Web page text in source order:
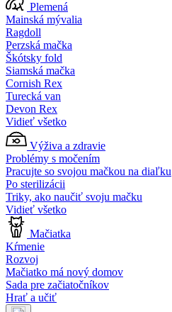
Plemená
Mainská mývalia
Ragdoll
Perzská mačka
Škótsky fold
Siamská mačka
Cornish Rex
Turecká van
Devon Rex
Vidieť všetko
Výživa a zdravie
Problémy s močením
Pracujte so svojou mačkou na diaľku
Po sterilizácii
Triky, ako naučiť svoju mačku
Vidieť všetko
Mačiatka
Kŕmenie
Rozvoj
Mačiatko má nový domov
Sada pre začiatočníkov
Hrať a učiť